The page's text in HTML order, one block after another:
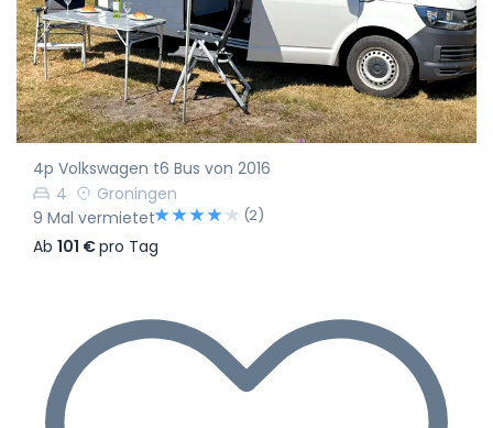
4p Volkswagen t6 Bus von 2016
4
Groningen
9 Mal vermietet
(2)
Ab 101 €pro Tag